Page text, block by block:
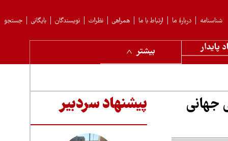
جستجو بایگانی نویسندگان نظرات همراهی ارتباط با ما دربارهٔ ما شناسنامه
پایدار بیشتر
جهانی پیشنهاد سردبیر